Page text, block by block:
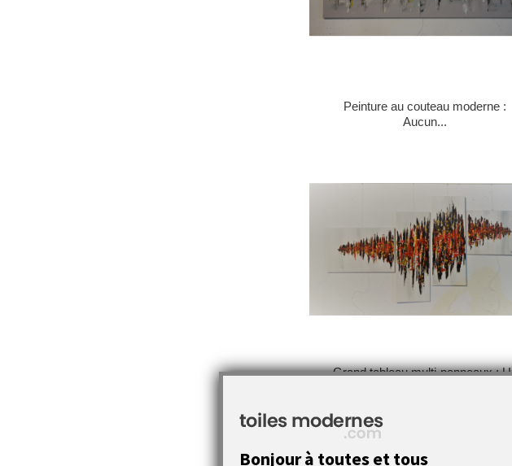
Peinture au couteau moderne :
Aucun...
Grand tableau multi-panneaux :
Bonjour à toutes et tous